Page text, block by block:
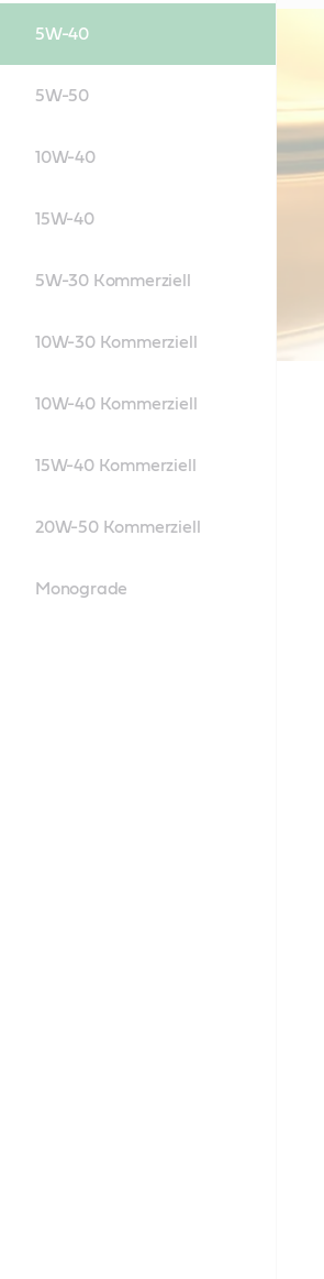
5W-40
5W-50
10W-40
15W-40
5W-30 Kommerziell
10W-30 Kommerziell
10W-40 Kommerziell
15W-40 Kommerziell
20W-50 Kommerziell
Monograde